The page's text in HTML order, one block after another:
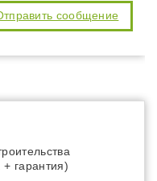
гарантия)